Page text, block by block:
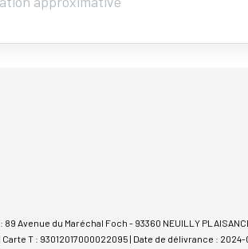
Avenue du Maréchal Foch - 93360 NEUILLY
Carte T : 93012017000022095 | Date de délivrance :